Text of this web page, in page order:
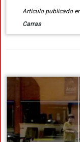
Artículo publicado
Carras